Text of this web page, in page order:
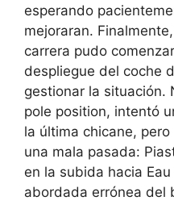
esperando
mejoraran.
carrera pudo
despliegue del coche
gestionar la situación.
pole position, intentó
la última chicane,
una mala pasada:
en la subida hacia
abordada errónea del